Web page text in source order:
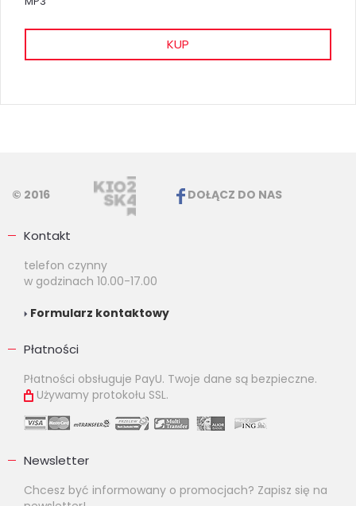
KUP
© 2016 DOŁĄCZ DO NAS
Kontakt
telefon czynny
w godzinach 10.00-17.00
Formularz kontaktowy
Płatności
Płatności obsługuje PayU. Twoje dane są bezpieczne.
Używamy protokołu SSL.
Newsletter
Chcesz być informowany o promocjach? Zapisz się na